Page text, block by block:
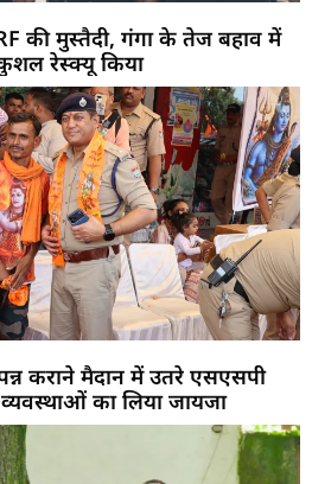
की मुस्तैदी, गंगा के तेज बहाव में
रेस्क्यू किया
कराने मैदान में उतरे एसएसपी
का लिया जायजा